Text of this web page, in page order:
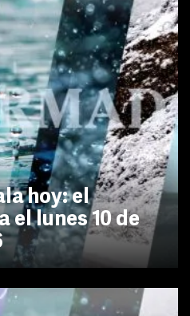
hoy: el
el lunes 10 de